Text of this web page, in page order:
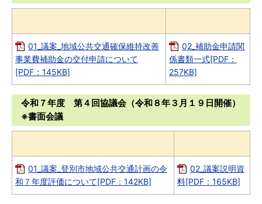
01_議案_地域公共交通確保維持改善
事業費補助金の交付申請について
[PDF：145KB]
02_補助金申請関
係書類一式[PDF：
257KB]
令和７年度 第４回協議会（令和８年３月１９日開催）
※書面会議
01_議案_登別市地域公共交通計画の令
和７年度評価について[PDF：142KB]
02_議案説明資
料[PDF：165KB]